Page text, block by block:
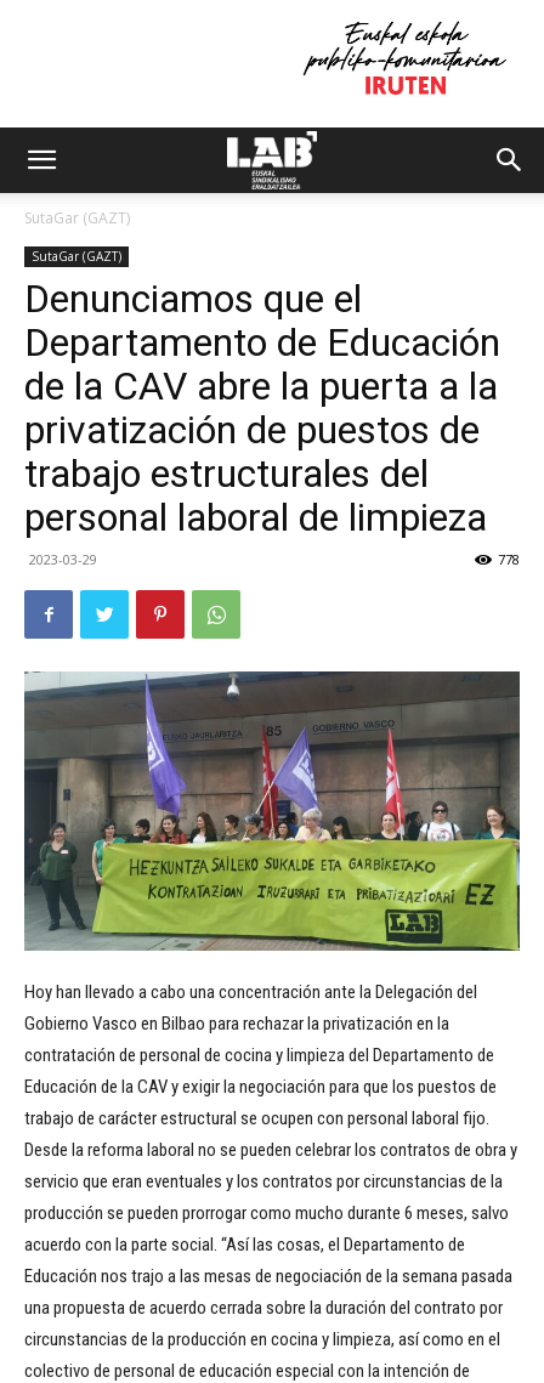
SutaGar (GAZT)
SutaGar (GAZT)
Denunciamos que el
Departamento de Educación
de la CAV abre la puerta a la
privatización de puestos de
trabajo estructurales del
personal laboral de limpieza
2023-03-29 778
Hoy han llevado a cabo una concentración ante la Delegación del
Gobierno Vasco en Bilbao para rechazar la privatización en la
contratación de personal de cocina y limpieza del Departamento de
Educación de la CAV y exigir la negociación para que los puestos de
trabajo de carácter estructural se ocupen con personal laboral fijo.
Desde la reforma laboral no se pueden celebrar los contratos de obra y
servicio que eran eventuales y los contratos por circunstancias de la
producción se pueden prorrogar como mucho durante 6 meses, salvo
acuerdo con la parte social. “Así las cosas, el Departamento de
Educación nos trajo a las mesas de negociación de la semana pasada
una propuesta de acuerdo cerrada sobre la duración del contrato por
circunstancias de la producción en cocina y limpieza, así como en el
colectivo de personal de educación especial con la intención de